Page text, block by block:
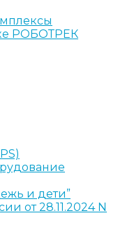
РОБОТРЕК
и дети”
от 28.11.2024 N